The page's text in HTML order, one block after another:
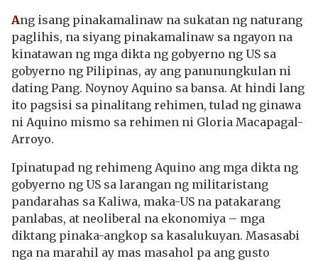
Ang isang pinakamalinaw na sukatan ng naturang
paglihis, na siyang pinakamalinaw sa ngayon na
kinatawan ng mga dikta ng gobyerno ng US sa
gobyerno ng Pilipinas, ay ang panunungkulan ni
dating Pang. Noynoy Aquino sa bansa. At hindi lang
ito pagsisi sa pinalitang rehimen, tulad ng ginawa
ni Aquino mismo sa rehimen ni Gloria Macapagal-
Arroyo.
Ipinatupad ng rehimeng Aquino ang mga dikta ng
gobyerno ng US sa larangan ng militaristang
pandarahas sa Kaliwa, maka-US na patakarang
panlabas, at neoliberal na ekonomiya – mga
diktang pinaka-angkop sa kasalukuyan. Masasabi
nga na marahil ay mas masahol pa ang gusto